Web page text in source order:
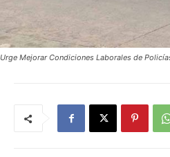
Urge Mejorar Condiciones Laborales de